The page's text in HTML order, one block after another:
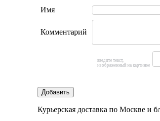
Имя
Комментарий
введите текст,
изображенный на картинке
Добавить
Курьерская доставка по Москве